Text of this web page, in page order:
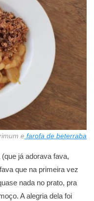
e farofa de beterraba
já adorava fava,
que na primeira vez
nada no prato, pra
A alegria dela foi